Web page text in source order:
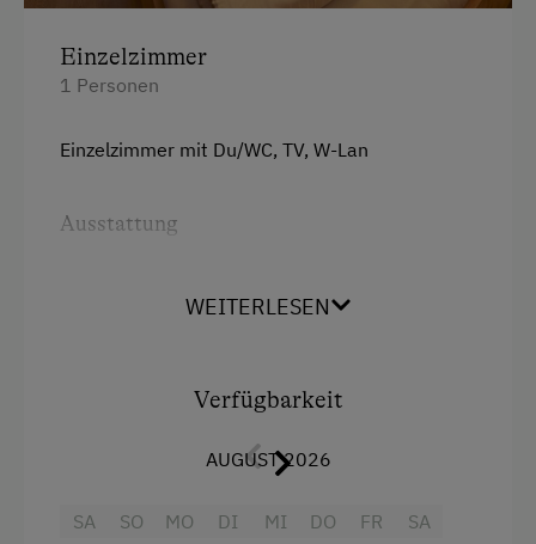
Hofeigene Produkte
Pauschalangebote
Baby- und Kleinkinderausstattung
Kinderspielplatz
Einzelzimmer
1 Personen
Einzelzimmer mit Du/WC, TV, W-Lan
Ausstattung
WEITERLESEN
Verfügbarkeit
AUGUST 2026
SA
SO
MO
DI
MI
DO
FR
SA